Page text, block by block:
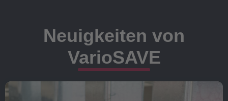
Neuigkeiten von
VarioSAVE